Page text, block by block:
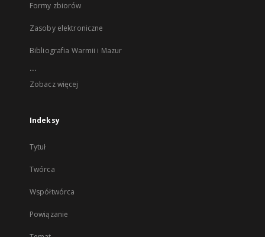
Formy zbiorów
Zasoby elektroniczne
Bibliografia Warmii i Mazur
...
Zobacz więcej
Indeksy
Tytuł
Twórca
Współtwórca
Powiązanie